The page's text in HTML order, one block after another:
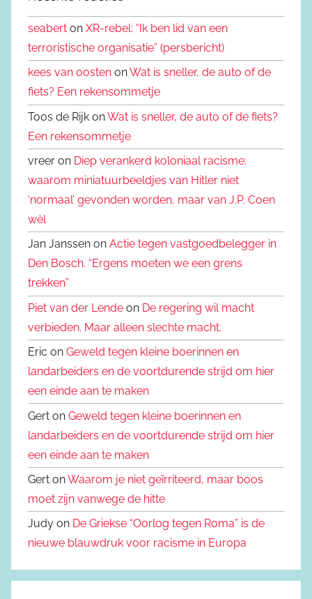
seabert on XR-rebel: “Ik ben lid van een
terroristische organisatie” (persbericht)
kees van oosten onWat is sneller, de auto of de
fiets? Een rekensommetje
Toos de Rijk onWat is sneller, de auto of de fiets?
Een rekensommetje
vreer on Diep verankerd koloniaal racisme:
waarom miniatuurbeeldjes van Hitler niet
‘normaal’ gevonden worden, maar van J.P. Coen
wèl
Jan Janssen on Actie tegen vastgoedbelegger in
Den Bosch. “Ergens moeten we een grens
trekken”
Piet van der Lende on De regering wil macht
verbieden. Maar alleen slechte macht.
Eric on Geweld tegen kleine boerinnen en
landarbeiders en de voortdurende strijd om hier
een einde aan te maken
Gert on Geweld tegen kleine boerinnen en
landarbeiders en de voortdurende strijd om hier
een einde aan te maken
Gert onWaarom je niet geïrriteerd, maar boos
moet zijn vanwege de hitte
Judy on De Griekse “Oorlog tegen Roma” is de
nieuwe blauwdruk voor racisme in Europa